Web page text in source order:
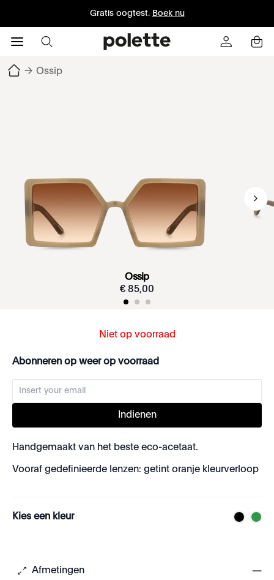
Gratis oogtest. Boek nu
→ Ossip
Ossip
€ 85,00
Niet op voorraad
Abonneren op weer op voorraad
Indienen
Handgemaakt van het beste eco-acetaat.
Vooraf gedefinieerde lenzen: getint oranje kleurverloop
Kies een kleur
Afmetingen